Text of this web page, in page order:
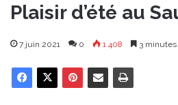
Plaisir d’été au
7 juin 2021 0 1 408 3